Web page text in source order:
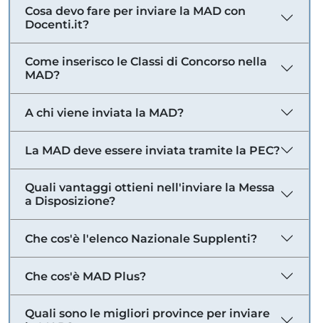
Cosa devo fare per inviare la MAD con
Docenti.it?
Come inserisco le Classi di Concorso nella
MAD?
A chi viene inviata la MAD?
La MAD deve essere inviata tramite la PEC?
Quali vantaggi ottieni nell'inviare la Messa
a Disposizione?
Che cos'è l'elenco Nazionale Supplenti?
Che cos'è MAD Plus?
Quali sono le migliori province per inviare